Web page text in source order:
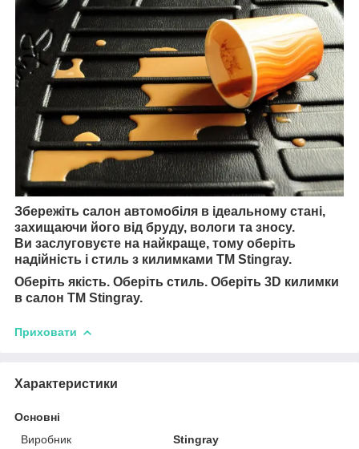
Збережіть салон автомобіля в ідеальному стані,
захищаючи його від бруду, вологи та зносу.
Ви заслуговуєте на найкраще, тому оберіть
надійність і стиль з килимками TM Stingray.
Оберіть якість. Оберіть стиль. Оберіть 3D килимки
в салон TM Stingray.
Приховати
Характеристики
Основні
Виробник
Stingray